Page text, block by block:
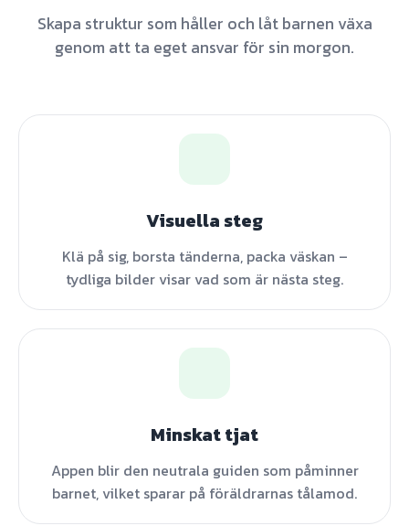
Skapa struktur som håller och låt barnen växa
genom att ta eget ansvar för sin morgon.
Visuella steg
Klä på sig, borsta tänderna, packa väskan –
tydliga bilder visar vad som är nästa steg.
Minskat tjat
Appen blir den neutrala guiden som påminner
barnet, vilket sparar på föräldrarnas tålamod.